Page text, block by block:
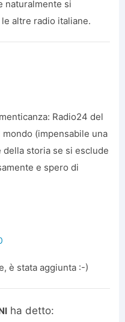
naturalmente si
altre radio italiane.
Radio24 del
(impensabile una
storia se si esclude
e spero di
è stata aggiunta :-)
ha detto: